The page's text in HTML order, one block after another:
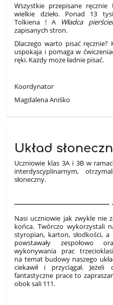
Wszystkie przepisane
wielkie dzieło. Ponad 13
Tolkiena ! A Władca
zapisanych stron.
Dlaczego warto pisać
uspokaja i pomaga w
ręki. Każdy może ładnie pisać.
Koordynator
Magdalena Aniśko
Układ
Uczniowie klas 3A i 3B w
interdyscyplinarnym,
słoneczny.
Nasi uczniowie jak zwykle nie
końca. Twórczo wykorzystali
styropian, karton, słodkości,
powstawały zespołowo
wykonywania prac
na temat budowy naszego
ciekawił i przyciągał.
fantastyczne prace to
obok sali 111.